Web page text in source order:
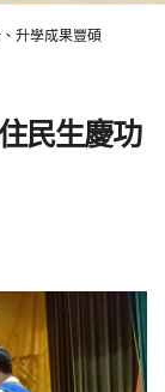
升學成果豐碩
民生慶功